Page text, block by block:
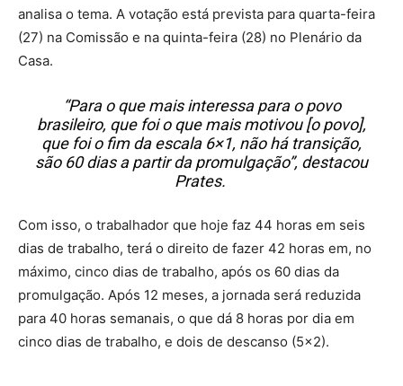
analisa o tema. A votação está prevista para quarta-feira
(27) na Comissão e na quinta-feira (28) no Plenário da
Casa.
“Para o que mais interessa para o povo
brasileiro, que foi o que mais motivou [o povo],
que foi o fim da escala 6×1, não há transição,
são 60 dias a partir da promulgação”, destacou
Prates.
Com isso, o trabalhador que hoje faz 44 horas em seis
dias de trabalho, terá o direito de fazer 42 horas em, no
máximo, cinco dias de trabalho, após os 60 dias da
promulgação. Após 12 meses, a jornada será reduzida
para 40 horas semanais, o que dá 8 horas por dia em
cinco dias de trabalho, e dois de descanso (5×2).